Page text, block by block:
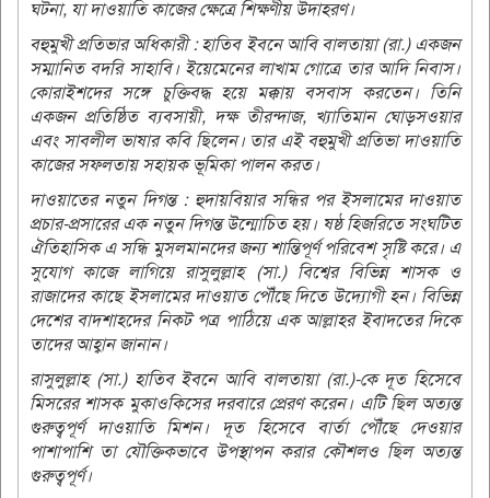
ঘটনা, যা দাওয়াতি কাজের ক্ষেত্রে শিক্ষণীয় উদাহরণ।
বহুমুখী প্রতিভার অধিকারী : হাতিব ইবনে আবি বালতায়া (রা.) একজন
সম্মানিত বদরি সাহাবি। ইয়েমেনের লাখাম গোত্রে তার আদি নিবাস।
কোরাইশদের সঙ্গে চুক্তিবদ্ধ হয়ে মক্কায় বসবাস করতেন। তিনি
একজন প্রতিষ্ঠিত ব্যবসায়ী, দক্ষ তীরন্দাজ, খ্যাতিমান ঘোড়সওয়ার
এবং সাবলীল ভাষার কবি ছিলেন। তার এই বহুমুখী প্রতিভা দাওয়াতি
কাজের সফলতায় সহায়ক ভূমিকা পালন করত।
দাওয়াতের নতুন দিগন্ত : হুদায়বিয়ার সন্ধির পর ইসলামের দাওয়াত
প্রচার-প্রসারের এক নতুন দিগন্ত উন্মোচিত হয়। ষষ্ঠ হিজরিতে সংঘটিত
ঐতিহাসিক এ সন্ধি মুসলমানদের জন্য শান্তিপূর্ণ পরিবেশ সৃষ্টি করে। এ
সুযোগ কাজে লাগিয়ে রাসুলুল্লাহ (সা.) বিশ্বের বিভিন্ন শাসক ও
রাজাদের কাছে ইসলামের দাওয়াত পৌঁছে দিতে উদ্যোগী হন। বিভিন্ন
দেশের বাদশাহদের নিকট পত্র পাঠিয়ে এক আল্লাহর ইবাদতের দিকে
তাদের আহ্বান জানান।
রাসুলুল্লাহ (সা.) হাতিব ইবনে আবি বালতায়া (রা.)-কে দূত হিসেবে
মিসরের শাসক মুকাওকিসের দরবারে প্রেরণ করেন। এটি ছিল অত্যন্ত
গুরুত্বপূর্ণ দাওয়াতি মিশন। দূত হিসেবে বার্তা পৌঁছে দেওয়ার
পাশাপাশি তা যৌক্তিকভাবে উপস্থাপন করার কৌশলও ছিল অত্যন্ত
গুরুত্বপূর্ণ।